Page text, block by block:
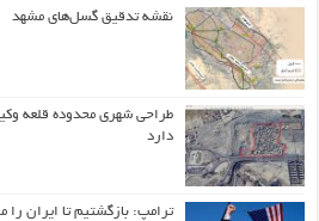
نقشه تدقیق گسل‌های مشهد
دارد
ترامپ: بازگشتیم تا ایران را